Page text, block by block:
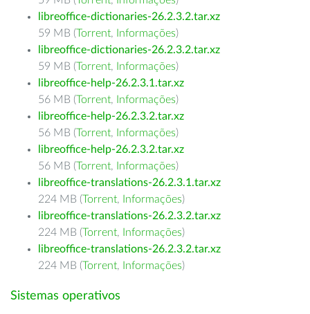
libreoffice-dictionaries-26.2.3.2.tar.xz
59 MB (Torrent, Informações)
libreoffice-dictionaries-26.2.3.2.tar.xz
59 MB (Torrent, Informações)
libreoffice-help-26.2.3.1.tar.xz
56 MB (Torrent, Informações)
libreoffice-help-26.2.3.2.tar.xz
56 MB (Torrent, Informações)
libreoffice-help-26.2.3.2.tar.xz
56 MB (Torrent, Informações)
libreoffice-translations-26.2.3.1.tar.xz
224 MB (Torrent, Informações)
libreoffice-translations-26.2.3.2.tar.xz
224 MB (Torrent, Informações)
libreoffice-translations-26.2.3.2.tar.xz
224 MB (Torrent, Informações)
Sistemas operativos